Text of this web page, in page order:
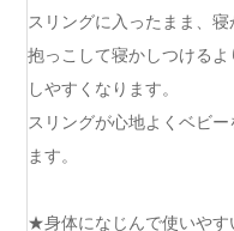
スリングに入ったまま、寝
抱っこして寝かしつける
しやすくなります。
スリングが心地よくベビ
ます。
★身体になじんで使いやす